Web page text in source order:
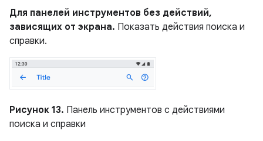
Для панелей инструментов без действий,
зависящих от экрана. Показать действия поиска и
справки.
Рисунок 13. Панель инструментов с действиями
поиска и справки